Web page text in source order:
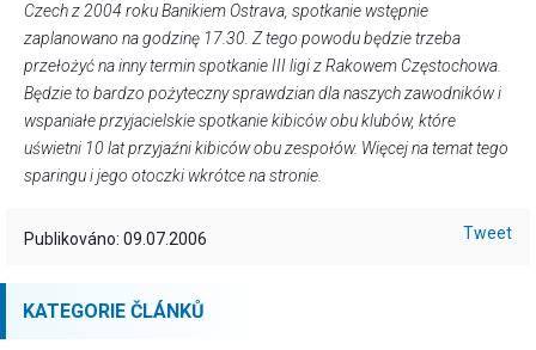
Czech z 2004 roku Banikiem Ostrava, spotkanie wstępnie
zaplanowano na godzinę 17.30. Z tego powodu będzie trzeba
przełożyć na inny termin spotkanie III ligi z Rakowem Częstochowa.
Będzie to bardzo pożyteczny sprawdzian dla naszych zawodników i
wspaniałe przyjacielskie spotkanie kibiców obu klubów, które
uświetni 10 lat przyjaźni kibiców obu zespołów. Więcej na temat tego
sparingu i jego otoczki wkrótce na stronie.
Publikováno: 09.07.2006 Tweet
KATEGORIE ČLÁNKŮ